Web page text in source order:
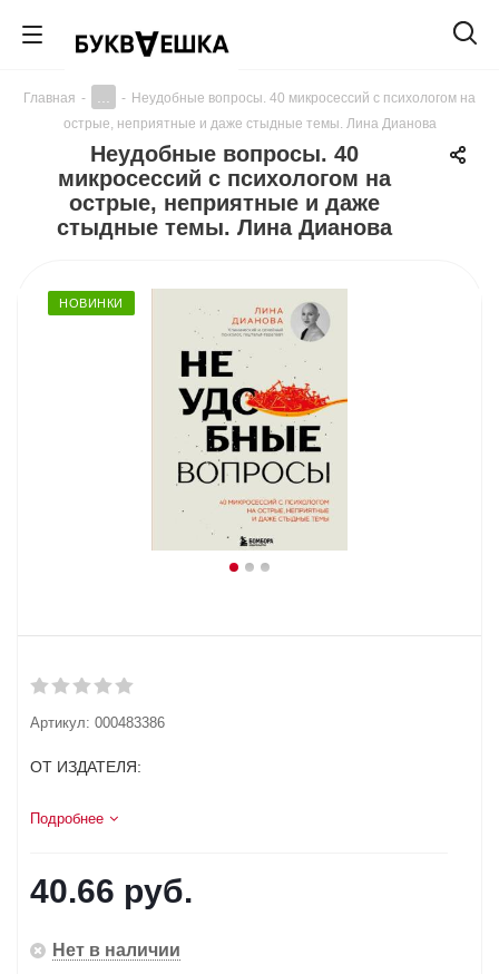
Главная - - Неудобные вопросы. 40 микросессий с психологом на
острые, неприятные и даже стыдные темы. Лина Дианова
Неудобные вопросы. 40
микросессий с психологом на
острые, неприятные и даже
стыдные темы. Лина Дианова
НОВИНКИ
Артикул: 000483386
ОТ ИЗДАТЕЛЯ:
Подробнее
40.66 руб.
Нет в наличии